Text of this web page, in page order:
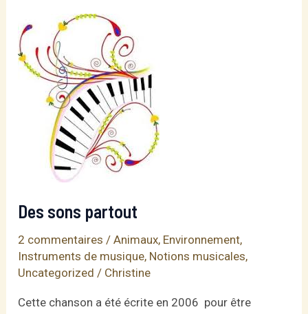
Des sons partout
2 commentaires /Animaux, Environnement,
Instruments de musique, Notions musicales,
Uncategorized / Christine
Cette chanson a été écrite en 2006 pour être